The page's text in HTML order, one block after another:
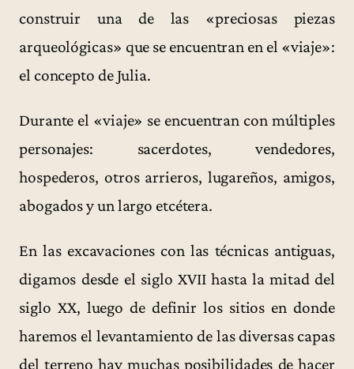
construir una de las «preciosas piezas
arqueológicas» que se encuentran en el «viaje»:
el concepto de Julia.
Durante el «viaje» se encuentran con múltiples
personajes: sacerdotes, vendedores,
hospederos, otros arrieros, lugareños, amigos,
abogados y un largo etcétera.
En las excavaciones con las técnicas antiguas,
digamos desde el siglo XVII hasta la mitad del
siglo XX, luego de definir los sitios en donde
haremos el levantamiento de las diversas capas
del terreno hay muchas posibilidades de hacer